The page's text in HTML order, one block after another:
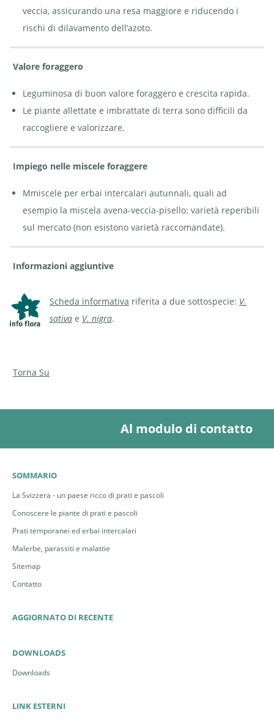
veccia, assicurando una resa maggiore e riducendo i
rischi di dilavamento dell’azoto.
Valore foraggero
Leguminosa di buon valore foraggero e crescita rapida.
Le piante allettate e imbrattate di terra sono difficili da
raccogliere e valorizzare.
Impiego nelle miscele foraggere
Mmiscele per erbai intercalari autunnali, quali ad
esempio la miscela avena-veccia-pisello: varietà reperibili
sul mercato (non esistono varietà raccomandate).
Informazioni aggiuntive
Scheda informativa riferita a due sottospecie: V.
sativa e V. nigra.
Torna Su
Al modulo di contatto
SOMMARIO
La Svizzera - un paese ricco di prati e pascoli
Conoscere le piante di prati e pascoli
Prati temporanei ed erbai intercalari
Malerbe, parassiti e malattie
Sitemap
Contatto
AGGIORNATO DI RECENTE
DOWNLOADS
Downloads
LINK ESTERNI